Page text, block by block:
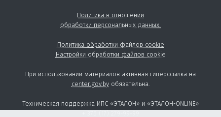
Политика в отношении
обработки персональных данных.
Политика обработки файлов cookie
Настройки обработки файлов cookie
При использовании материалов активная гиперссылка на
center.gov.byобязательна.
Техническая поддержка ИПС «ЭТАЛОН» и «ЭТАЛОН-ONLINE»